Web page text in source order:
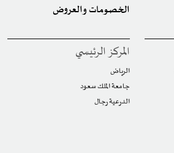
الخصومات والعروض
المركز الرئيسي
الرياض
جامعة الملك سعود
الدرعية رجال